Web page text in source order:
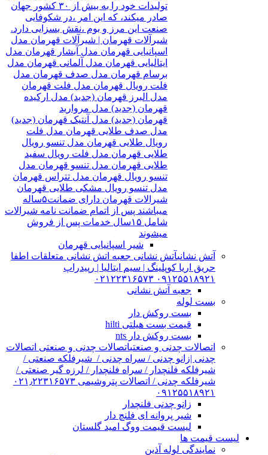
تولیدات خود را به بیش از ۳۰ کشور جهان
صادر میکند، که این امر ،در شکوفایی
صنعت این مرز و بوم ،نقش بسزایی دارد.
شیرآلات قهرمان | شیرآلات قهرمان مدل
اسپانیایی قهرمان مدل آبشار قهرمان مدل
ایتالیایی قهرمان مدل آلمانی قهرمان مدل
برسام قهرمان مدل صدف قهرمان مدل
فلت رویال قهرمان مدل فلت قهرمان
مدل البرز قهرمان (جدید) مدل ارکیده
قهرمان (جدید) مدل مروارید
قهرمان (جدید) مدل آنتیک قهرمان (جدید)
مدل صدف طلایی قهرمان مدل فلت
رویال طلایی قهرمان مدل تنسو رویال
طلایی قهرمان مدل فلت رویال سفید
طلایی قهرمان مدل تنسو قهرمان مدل
تنسو رویال قهرمان مدل تتراس قهرمان
مدل تنسو رویال مشکی طلایی قهرمان
شیرالات قهرمان دارای ضمانت۵ساله
میباشند پس از اتمام ضمانت نامه شیرالات
شامل ۱۵سال خدمات پس از فروش
میشوند
شیر اسپانیایی قهرمان
آتش نشانیآتش نشانی جعبه اتش نشانی متعلقات اطفا
حریق اریا کوپلینگ | سیم ایتالیا | رپیدراپ
۰۹۱۲۵۵۱۸۹۲۱ ۰۲۱۲۲۳۱۶۵۷۳
جعبه آتش نشانی
بست لوله
بست روکش دار
قیمت بست هیلتی hilti
بست روکش دار nts
اتصالات چدنی و صنعتیاتصالات چدنی و صنعتی اتصالات
چدنی |زانو چدنی / سراه چدنی / شیرفلکه صنعتی /
شیرفلکه فلنچدار / سراه فلنچدار / لرزه گیر صنعتی /
شیرفلکه چدنی / اتصالات پتروشیمی ۰۲۱٫۲۲۳۱۶۵۷۳
۰۹۱۲۵۵۱۸۹۲۱
زانو چدنی فلنچدار
شیر پروانه ای فلنچ دار
لیست قیمت ووگ امید گلستان
لیست قیمت ها
نمایندگی لوله آذین